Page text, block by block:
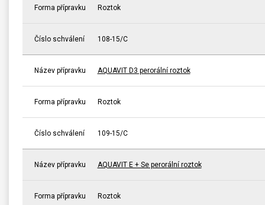
Forma přípravku Roztok
Číslo schválení 108-15/C
Název přípravku AQUAVIT D3 perorální roztok
Forma přípravku Roztok
Číslo schválení 109-15/C
Název přípravku AQUAVIT E + Se perorální roztok
Forma přípravku Roztok